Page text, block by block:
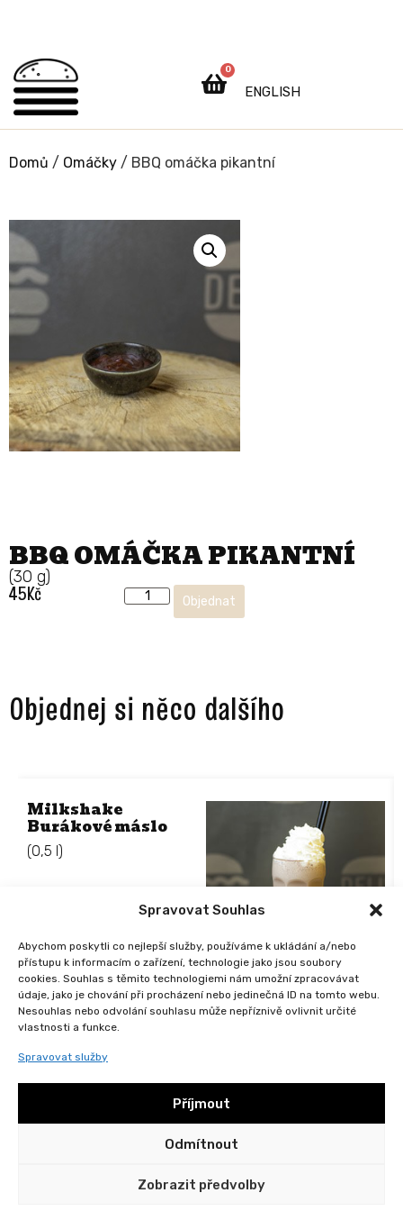
Spravovat Souhlas
Abychom poskytli co nejlepší služby, používáme k ukládání a/nebo
přístupu k informacím o zařízení, technologie jako jsou soubory
cookies. Souhlas s těmito technologiemi nám umožní zpracovávat
údaje, jako je chování při procházení nebo jedinečná ID na tomto webu.
Nesouhlas nebo odvolání souhlasu může nepříznivě ovlivnit určité
vlastnosti a funkce.
Spravovat služby
Příjmout
Odmítnout
Zobrazit předvolby
0
ENGLISH
Domů / Omáčky / BBQ omáčka pikantní
BBQ OMÁČKA PIKANTNÍ
(30 g)
45Kč Objednat
Objednej si něco dalšího ​
Milkshake
Burákové máslo
(0,5 l)
119Kč Objednat
2024 © DELISH Všechna práva vyhrazena